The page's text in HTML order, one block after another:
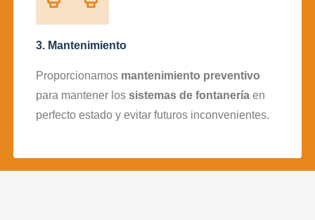
3. Mantenimiento
Proporcionamos mantenimiento preventivo
para mantener los sistemas de fontaneríaen
perfecto estado y evitar futuros inconvenientes.